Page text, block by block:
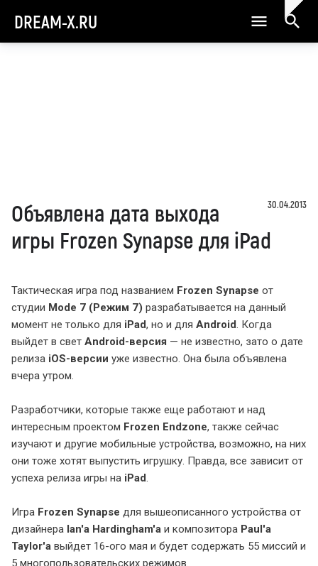
DREAM-X.RU
30.04.2013
Объявлена дата выхода
игры Frozen Synapse для iPad
Тактическая игра под названием Frozen Synapse от
студии Mode 7 (Режим 7) разрабатывается на данный
момент не только для iPad, но и для Android. Когда
выйдет в свет Android-версия — не известно, зато о дате
релиза iOS-версии уже известно. Она была объявлена
вчера утром.
Разработчики, которые также еще работают и над
интересным проектом Frozen Endzone, также сейчас
изучают и другие мобильные устройства, возможно, на них
они тоже хотят выпустить игрушку. Правда, все зависит от
успеха релиза игры на iPad.
Игра Frozen Synapse для вышеописанного устройства от
дизайнера Ian'а Hardingham'а и композитора Paul'а
Taylor'а выйдет 16-ого мая и будет содержать 55 миссий и
5 многопользовательских режимов.